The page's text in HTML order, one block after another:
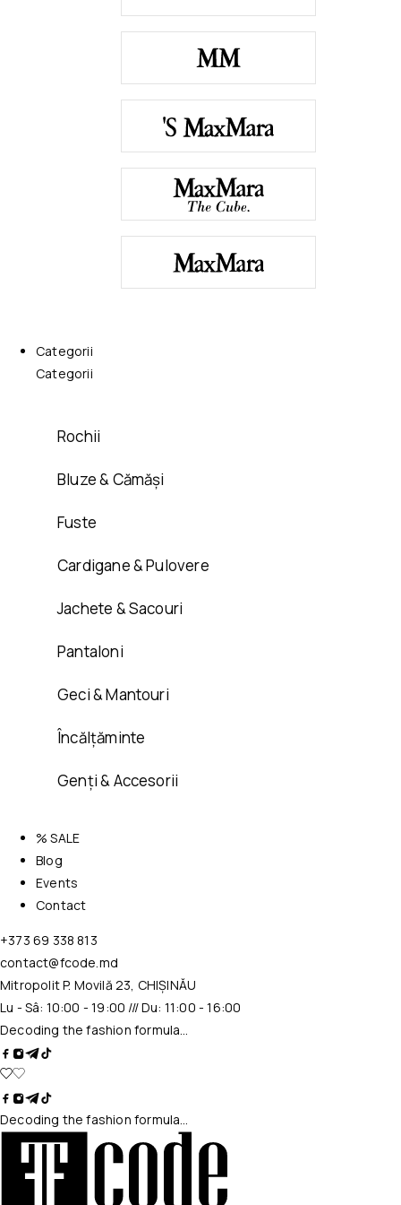
Categorii
Categorii
Rochii
Bluze & Cămăși
Fuste
Cardigane & Pulovere
Jachete & Sacouri
Pantaloni
Geci & Mantouri
Încălțăminte
Genți & Accesorii
% SALE
Blog
Events
Contact
+373 69 338 813
contact@fcode.md
Mitropolit P. Movilă 23, CHIȘINĂU
Lu - Sâ: 10:00 - 19:00 /// Du: 11:00 - 16:00
Decoding the fashion formula…
Decoding the fashion formula…